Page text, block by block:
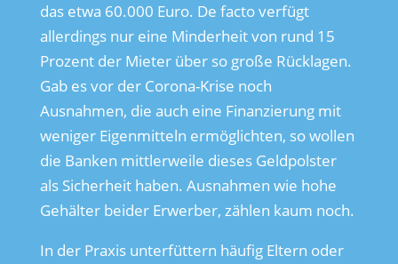
das etwa 60.000 Euro. De facto verfügt
allerdings nur eine Minderheit von rund 15
Prozent der Mieter über so große Rücklagen.
Gab es vor der Corona-Krise noch
Ausnahmen, die auch eine Finanzierung mit
weniger Eigenmitteln ermöglichten, so wollen
die Banken mittlerweile dieses Geldpolster
als Sicherheit haben. Ausnahmen wie hohe
Gehälter beider Erwerber, zählen kaum noch.
In der Praxis unterfüttern häufig Eltern oder